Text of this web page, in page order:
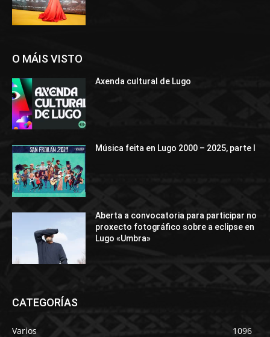
O MÁIS VISTO
Axenda cultural de Lugo
Música feita en Lugo 2000 – 2025, parte I
Aberta a convocatoria para participar no
proxecto fotográfico sobre a eclipse en
Lugo «Umbra»
CATEGORÍAS
Varios
1096